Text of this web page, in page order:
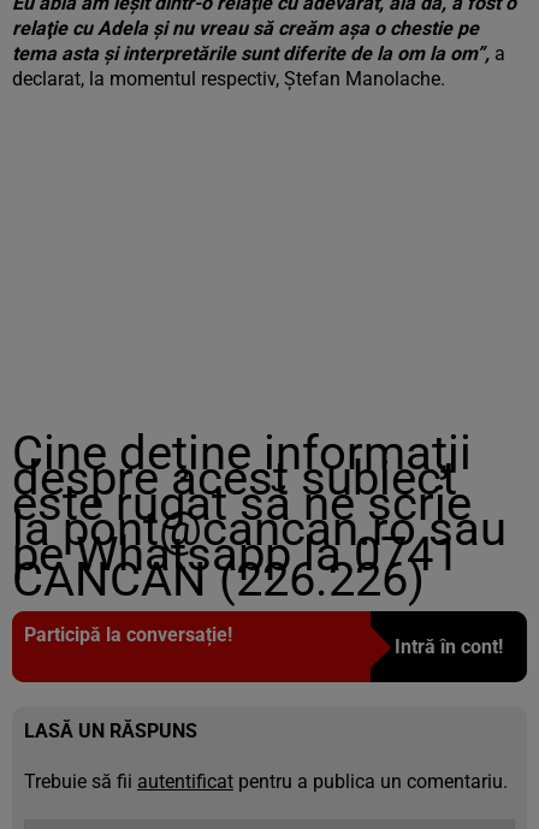
relaţie cu Adela şi nu vreau să creăm aşa o chestie pe
tema asta şi interpretările sunt diferite de la om la om”, a
declarat, la momentul respectiv, Ștefan Manolache.
Cine deţine informaţii
despre acest subiect
este rugat să ne scrie
lapont@cancan.rosau
pe Whatsapp la 0741
CANCAN (226.226)
Participă la conversație!
Intră în cont!
LASĂ UN RĂSPUNS
Trebuie să fii autentificat pentru a publica un comentariu.